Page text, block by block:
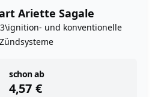
Ariette Sagale
und konventionelle
Zündsysteme
schon ab
4,57 €
instock